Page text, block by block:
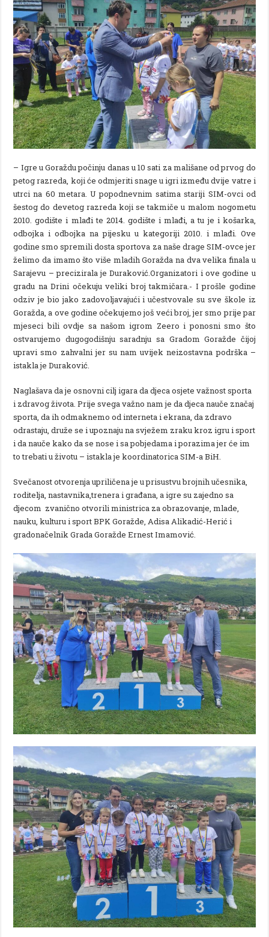
– Igre u Goraždu počinju danas u 10 sati za mališane od prvog do
petog razreda, koji će odmjeriti snage u igri između dvije vatre i
utrci na 60 metara. U popodnevnim satima stariji SIM-ovci od
šestog do devetog razreda koji se takmiče u malom nogometu
2010. godište i mlađi te 2014. godište i mlađi, a tu je i košarka,
odbojka i odbojka na pijesku u kategoriji 2010. i mlađi. Ove
godine smo spremili dosta sportova za naše drage SIM-ovce jer
želimo da imamo što više mladih Goražda na dva velika finala u
Sarajevu – precizirala je Duraković.Organizatori i ove godine u
gradu na Drini očekuju veliki broj takmičara.- I prošle godine
odziv je bio jako zadovoljavajući i učestvovale su sve škole iz
Goražda, a ove godine očekujemo još veći broj, jer smo prije par
mjeseci bili ovdje sa našom igrom Zeero i ponosni smo što
ostvarujemo dugogodišnju saradnju sa Gradom Goražde čijoj
upravi smo zahvalni jer su nam uvijek neizostavna podrška –
istakla je Duraković.
Naglašava da je osnovni cilj igara da djeca osjete važnost sporta
i zdravog života. Prije svega važno nam je da djeca nauče značaj
sporta, da ih odmaknemo od interneta i ekrana, da zdravo
odrastaju, druže se i upoznaju na svježem zraku kroz igru i sport
i da nauče kako da se nose i sa pobjedama i porazima jer će im
to trebati u životu – istakla je koordinatorica SIM-a BiH.
Svečanost otvorenja upriličena je u prisustvu brojnih učesnika,
roditelja, nastavnika,trenera i građana, a igre su zajedno sa
djecom zvanično otvorili ministrica za obrazovanje, mlade,
nauku, kulturu i sport BPK Goražde, Adisa Alikadić-Herić i
gradonačelnik Grada Goražde Ernest Imamović.